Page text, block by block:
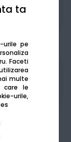
ta
urile pe
Faceti
multe
care le
urile,
de